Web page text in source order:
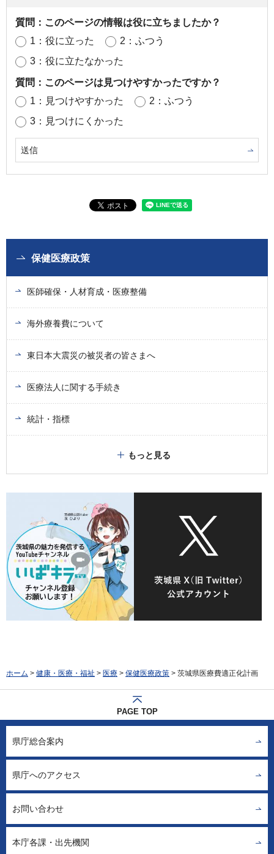
質問：このページの情報は役に立ちましたか？
1：役に立った
2：ふつう
3：役に立たなかった
質問：このページは見つけやすかったですか？
1：見つけやすかった
2：ふつう
3：見つけにくかった
保健医療政策
医師確保・人材育成・医療整備
海外療養費について
東日本大震災の被災者の皆さまへ
医療法人に関する手続き
統計・指標
もっと見る
ホーム > 健康・医療・福祉 > 医療 > 保健医療政策 > 茨城県医療費適正化計画
PAGE TOP
県庁総合案内
県庁へのアクセス
お問い合わせ
本庁各課・出先機関